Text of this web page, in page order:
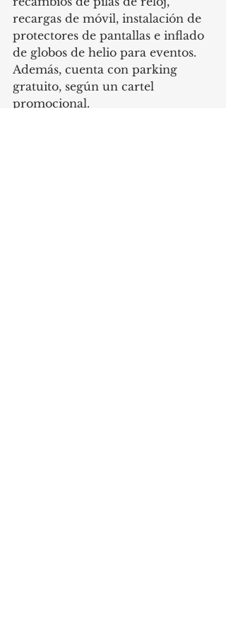
recargas de móvil, instalación de
protectores de pantallas e inflado
de globos de helio para eventos.
Además, cuenta con parking
gratuito, según un cartel
promocional.